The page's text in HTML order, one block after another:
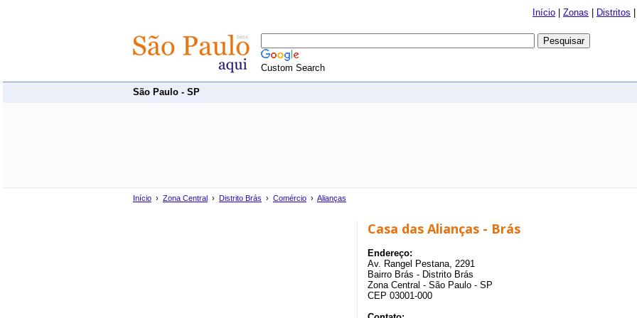
Início Zonas Distritos
Custom Search
São Paulo - SP
Início › Zona Central › Distrito Brás › Comércio › Alianças
Casa das Alianças - Brás
Endereço:
Av. Rangel Pestana, 2291
Bairro Brás - Distrito Brás
Zona Central - São Paulo - SP
CEP 03001-000